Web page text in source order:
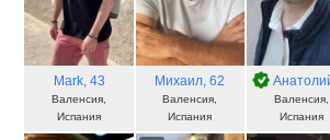
Mark, 43
Валенсия,
Испания
Михаил, 62
Валенсия,
Испания
Валенсия,
Испания